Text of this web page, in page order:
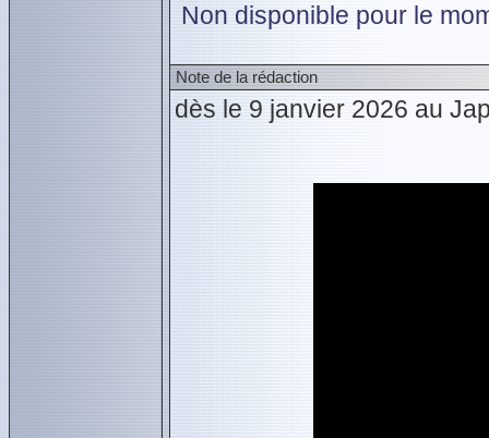
Non disponible pour le
Note de la rédaction
dès le 9 janvier 2026 au